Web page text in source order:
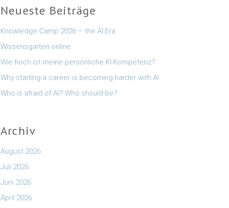
Neueste Beiträge
Knowledge Camp 2026 – the AI Era
Wissensgarten online
Wie hoch ist meine persönliche KI-Kompetenz?
Why starting a career is becoming harder with AI
Who is afraid of AI? Who should be?
Archiv
August 2026
Juli 2026
Juni 2026
April 2026